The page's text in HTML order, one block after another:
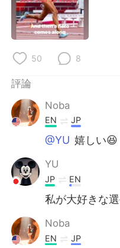
50 8
評論
Noba
EN JP
@YU 嬉しい😆
YU
JP EN
私が大好きな選
Noba
EN JP